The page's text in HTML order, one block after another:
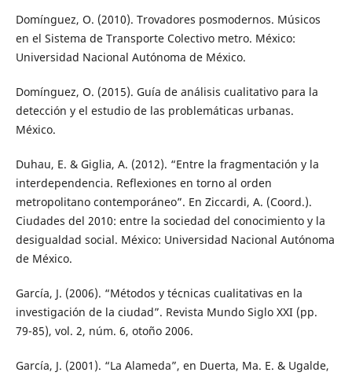
Domínguez, O. (2010). Trovadores posmodernos. Músicos
en el Sistema de Transporte Colectivo metro. México:
Universidad Nacional Autónoma de México.
Domínguez, O. (2015). Guía de análisis cualitativo para la
detección y el estudio de las problemáticas urbanas.
México.
Duhau, E. & Giglia, A. (2012). “Entre la fragmentación y la
interdependencia. Reflexiones en torno al orden
metropolitano contemporáneo”. En Ziccardi, A. (Coord.).
Ciudades del 2010: entre la sociedad del conocimiento y la
desigualdad social. México: Universidad Nacional Autónoma
de México.
García, J. (2006). “Métodos y técnicas cualitativas en la
investigación de la ciudad”. Revista Mundo Siglo XXI (pp.
79-85), vol. 2, núm. 6, otoño 2006.
García, J. (2001). “La Alameda”, en Duerta, Ma. E. & Ugalde,